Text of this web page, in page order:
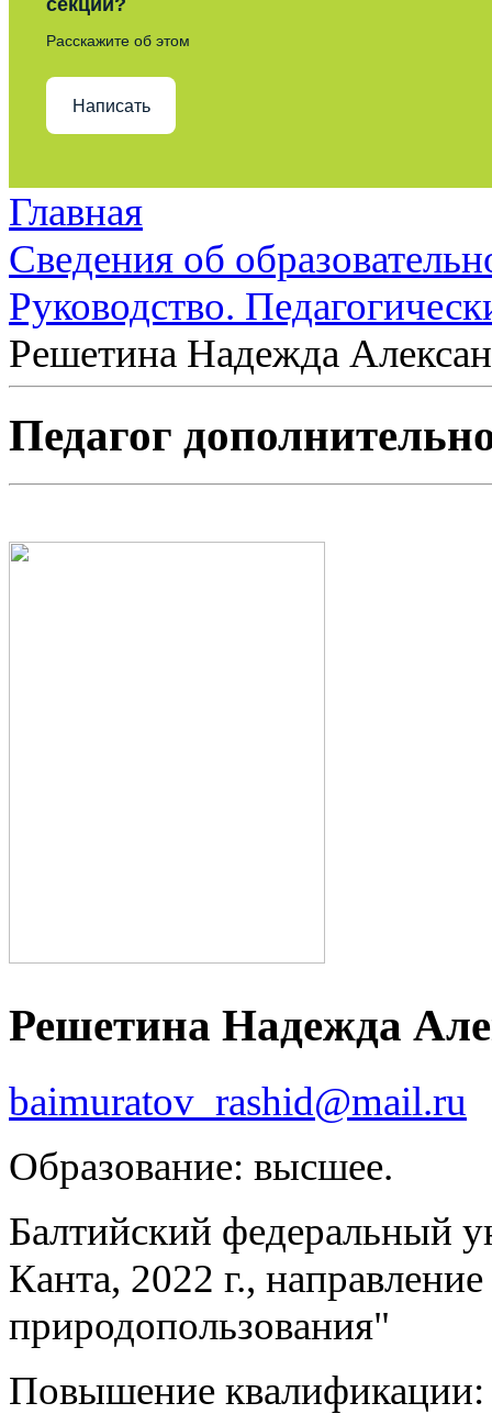
секции?
Расскажите об этом
Написать
Главная
Сведения об
Руководство.
Решетина Надежда
Педагог
Решетина Надежда
baimuratov_rashid@mail.ru
Образование: высшее.
Балтийский федеральный
Канта, 2022 г.,
природопользования"
Повышение квалификации: